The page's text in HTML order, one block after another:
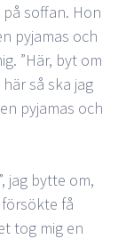
soffan. Hon
pyjamas och
”Här, byt om
så ska jag
pyjamas och
jag bytte om,
få
tog mig en